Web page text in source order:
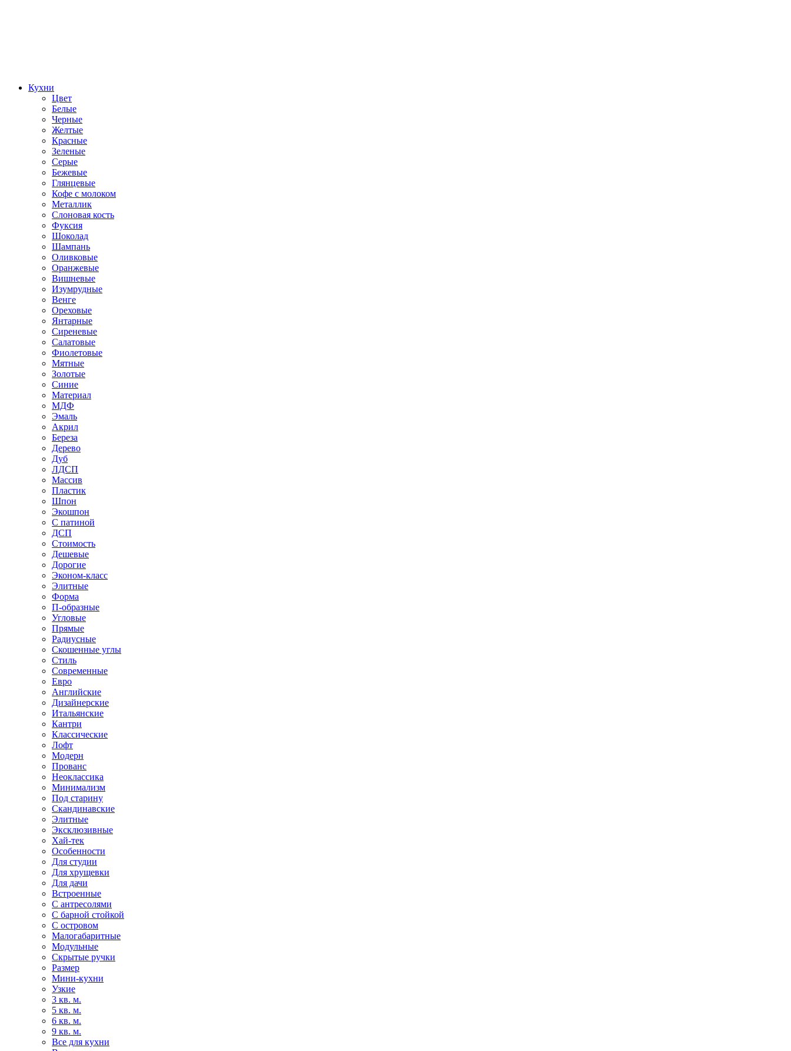
Кухни
Цвет
Белые
Черные
Желтые
Красные
Зеленые
Серые
Бежевые
Глянцевые
Кофе с молоком
Металлик
Слоновая кость
Фуксия
Шоколад
Шампань
Оливковые
Оранжевые
Вишневые
Изумрудные
Венге
Ореховые
Янтарные
Сиреневые
Салатовые
Фиолетовые
Мятные
Золотые
Синие
Материал
МДФ
Эмаль
Акрил
Береза
Дерево
Дуб
ЛДСП
Массив
Пластик
Шпон
Экошпон
С патиной
ДСП
Стоимость
Дешевые
Дорогие
Эконом-класс
Элитные
Форма
П-образные
Угловые
Прямые
Радиусные
Скошенные углы
Стиль
Современные
Евро
Английские
Дизайнерские
Итальянские
Кантри
Классические
Лофт
Модерн
Прованс
Неоклассика
Минимализм
Под старину
Скандинавские
Элитные
Эксклюзивные
Хай-тек
Особенности
Для студии
Для хрущевки
Для дачи
Встроенные
С антресолями
С барной стойкой
С островом
Малогабаритные
Модульные
Скрытые ручки
Размер
Мини-кухни
Узкие
3 кв. м.
5 кв. м.
6 кв. м.
9 кв. м.
Все для кухни